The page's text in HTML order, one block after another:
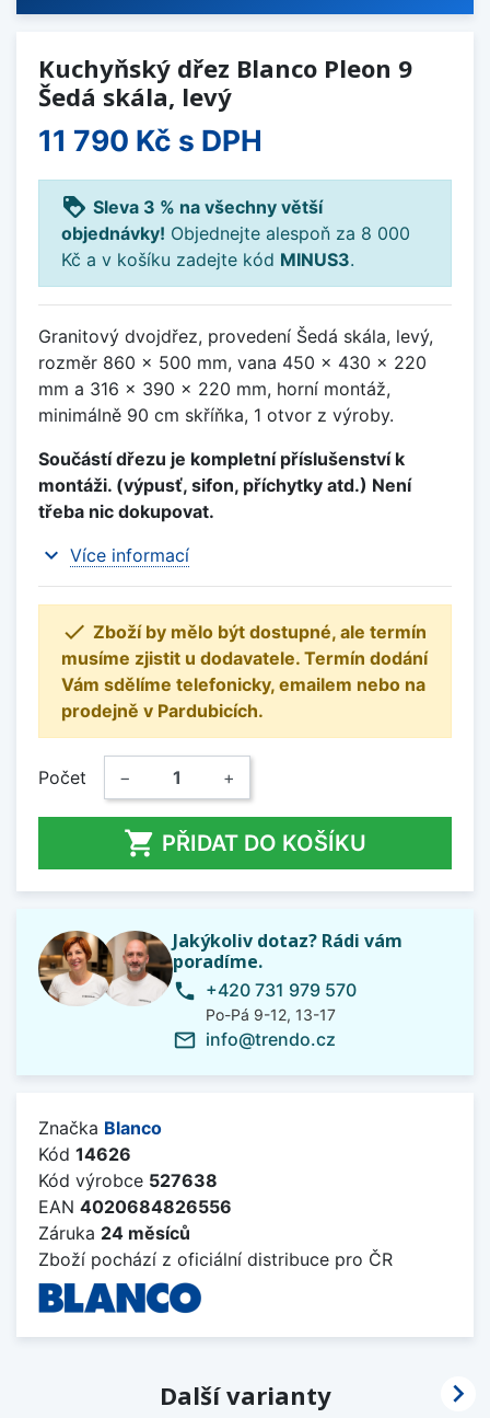
Kuchyňský dřez Blanco Pleon 9
Šedá skála, levý
11 790 Kč s DPH
loyalty Sleva 3 % na všechny větší
objednávky! Objednejte alespoň za 8 000
Kč a v košíku zadejte kód MINUS3.
Granitový dvojdřez, provedení Šedá skála, levý,
rozměr 860 x 500 mm, vana 450 x 430 x 220
mm a 316 x 390 x 220 mm, horní montáž,
minimálně 90 cm skříňka, 1 otvor z výroby.
Součástí dřezu je kompletní příslušenství k
montáži. (výpusť, sifon, příchytky atd.) Není
třeba nic dokupovat.
expand_more Více informací
 Zboží by mělo být dostupné, ale termín
musíme zjistit u dodavatele. Termín dodání
Vám sdělíme telefonicky, emailem nebo na
prodejně v Pardubicích.
Počet − +
 PŘIDAT DO KOŠÍKU
Jakýkoliv dotaz? Rádi vám
poradíme.
phone +420 731 979 570
Po-Pá 9-12, 13-17
mail_outline info@trendo.cz
Značka Blanco
Kód 14626
Kód výrobce 527638
EAN 4020684826556
Záruka 24 měsíců
Zboží pochází z oficiální distribuce pro ČR
Další varianty 